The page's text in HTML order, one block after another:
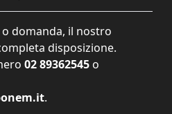
domanda, il nostro
disposizione.
02 89362545 o
.